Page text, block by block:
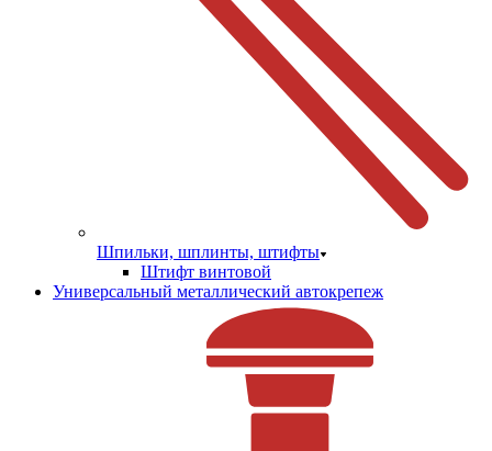
Шпильки, шплинты, штифты
Штифт винтовой
Универсальный металлический автокрепеж